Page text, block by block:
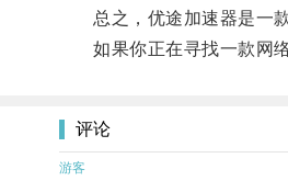
总之，优途加速器是一款
如果你正在寻找一款网络
评论
游客